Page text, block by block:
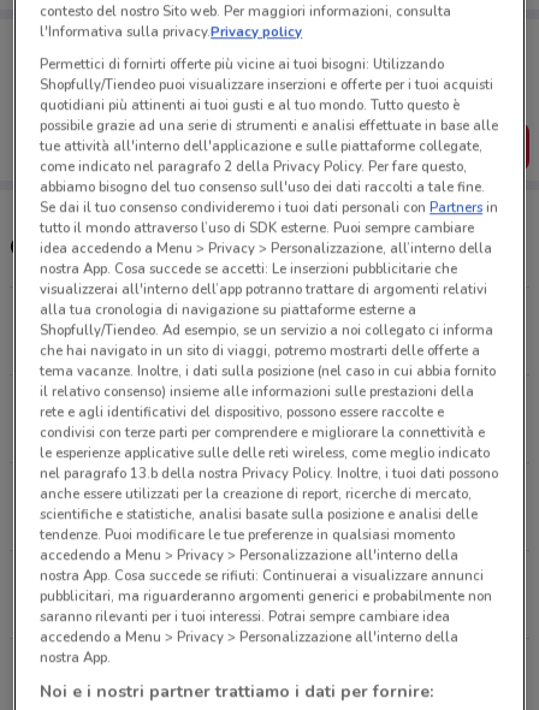
Porta DoveConviene sempre con te!
Puoi trovare le migliori offerte dei negozi vicino a te,
salvarle e creare la tua lista del risparmio, comodamente
dal tuo cellulare.
SCARICA L’APP
Orari e Negozi Coop
Viale F.J. Kennedy, 90 Ciampino
2.3 km
APERTO
Corso Vittorio Colonna, 78 Marino
6.4 km
Via Ruderi di Torrenova 23 b/d Roma
7 km
APERTO
Via Casilina 1011 Roma
7.7 km
CHIUSO
Via Appia Nuova, Km 24,600 Castel Gandolfo
8.8 km
APERTO
contesto del nostro Sito web. Per maggiori informazioni, consulta
l'Informativa sulla privacy.Privacy policy
Permettici di fornirti offerte più vicine ai tuoi bisogni: Utilizzando
Shopfully/Tiendeo puoi visualizzare inserzioni e offerte per i tuoi acquisti
quotidiani più attinenti ai tuoi gusti e al tuo mondo. Tutto questo è
possibile grazie ad una serie di strumenti e analisi effettuate in base alle
tue attività all'interno dell'applicazione e sulle piattaforme collegate,
come indicato nel paragrafo 2 della Privacy Policy. Per fare questo,
abbiamo bisogno del tuo consenso sull'uso dei dati raccolti a tale fine.
Se dai il tuo consenso condivideremo i tuoi dati personali conPartnersin
tutto il mondo attraverso l’uso di SDK esterne. Puoi sempre cambiare
idea accedendo a Menu > Privacy > Personalizzazione, all’interno della
nostra App. Cosa succede se accetti: Le inserzioni pubblicitarie che
visualizzerai all'interno dell’app potranno trattare di argomenti relativi
alla tua cronologia di navigazione su piattaforme esterne a
Shopfully/Tiendeo. Ad esempio, se un servizio a noi collegato ci informa
che hai navigato in un sito di viaggi, potremo mostrarti delle offerte a
tema vacanze. Inoltre, i dati sulla posizione (nel caso in cui abbia fornito
il relativo consenso) insieme alle informazioni sulle prestazioni della
rete e agli identificativi del dispositivo, possono essere raccolte e
condivisi con terze parti per comprendere e migliorare la connettività e
le esperienze applicative sulle delle reti wireless, come meglio indicato
nel paragrafo 13.b della nostra Privacy Policy. Inoltre, i tuoi dati possono
anche essere utilizzati per la creazione di report, ricerche di mercato,
scientifiche e statistiche, analisi basate sulla posizione e analisi delle
tendenze. Puoi modificare le tue preferenze in qualsiasi momento
accedendo a Menu > Privacy > Personalizzazione all'interno della
nostra App. Cosa succede se rifiuti: Continuerai a visualizzare annunci
pubblicitari, ma riguarderanno argomenti generici e probabilmente non
saranno rilevanti per i tuoi interessi. Potrai sempre cambiare idea
accedendo a Menu > Privacy > Personalizzazione all'interno della
nostra App.
Noi e i nostri partner trattiamo i dati per fornire: